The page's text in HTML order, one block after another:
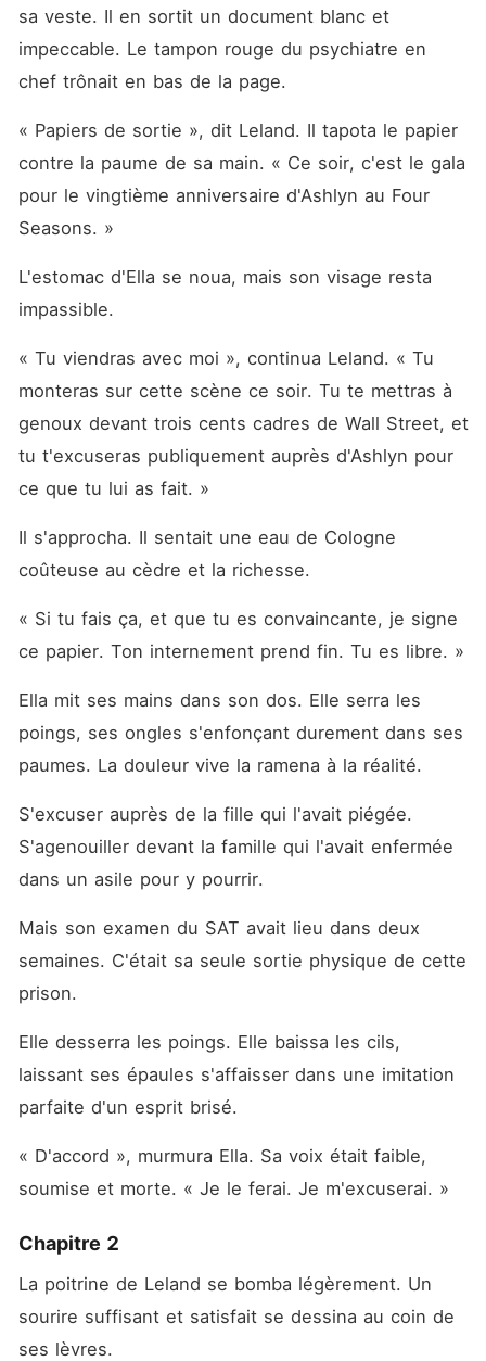
sa veste. Il en sortit un document blanc et
impeccable. Le tampon rouge du psychiatre en
chef trônait en bas de la page.
« Papiers de sortie », dit Leland. Il tapota le papier
contre la paume de sa main. « Ce soir, c'est le gala
pour le vingtième anniversaire d'Ashlyn au Four
Seasons. »
L'estomac d'Ella se noua, mais son visage resta
impassible.
« Tu viendras avec moi », continua Leland. « Tu
monteras sur cette scène ce soir. Tu te mettras à
genoux devant trois cents cadres de Wall Street, et
tu t'excuseras publiquement auprès d'Ashlyn pour
ce que tu lui as fait. »
Il s'approcha. Il sentait une eau de Cologne
coûteuse au cèdre et la richesse.
« Si tu fais ça, et que tu es convaincante, je signe
ce papier. Ton internement prend fin. Tu es libre. »
Ella mit ses mains dans son dos. Elle serra les
poings, ses ongles s'enfonçant durement dans ses
paumes. La douleur vive la ramena à la réalité.
S'excuser auprès de la fille qui l'avait piégée.
S'agenouiller devant la famille qui l'avait enfermée
dans un asile pour y pourrir.
Mais son examen du SAT avait lieu dans deux
semaines. C'était sa seule sortie physique de cette
prison.
Elle desserra les poings. Elle baissa les cils,
laissant ses épaules s'affaisser dans une imitation
parfaite d'un esprit brisé.
« D'accord », murmura Ella. Sa voix était faible,
soumise et morte. « Je le ferai. Je m'excuserai. »
Chapitre 2
La poitrine de Leland se bomba légèrement. Un
sourire suffisant et satisfait se dessina au coin de
ses lèvres.